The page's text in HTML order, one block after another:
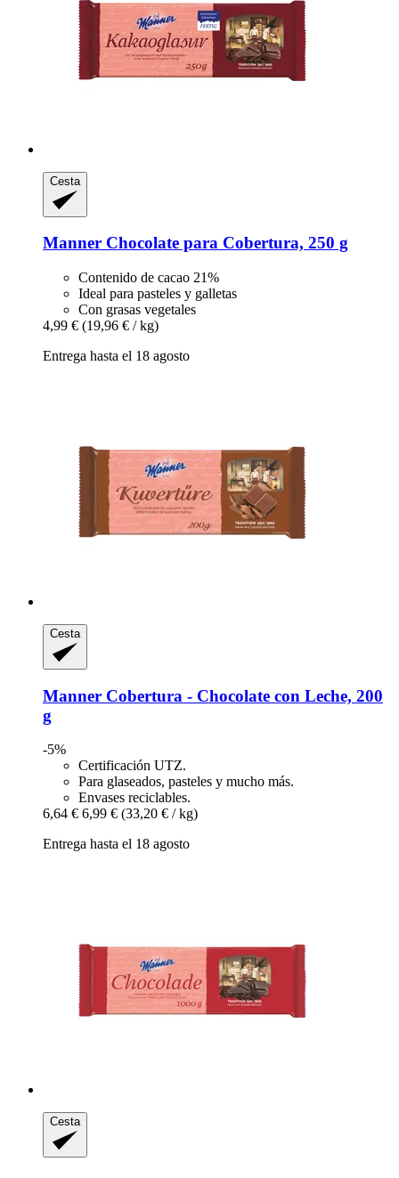
Cesta
Manner Chocolate para Cobertura, 250 g
Contenido de cacao 21%
Ideal para pasteles y galletas
Con grasas vegetales
4,99 € (19,96 € / kg)
Entrega hasta el 18 agosto
Cesta
Manner Cobertura -​ Chocolate con Leche, 200
g
-5%
Certificación UTZ.
Para glaseados, pasteles y mucho más.
Envases reciclables.
6,64 € 6,99 € (33,20 € / kg)
Entrega hasta el 18 agosto
Cesta